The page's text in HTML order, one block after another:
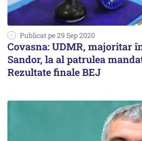
Publicat pe 29 Sep 2020
Covasna: UDMR, majoritar
Sandor, la al patrulea
Rezultate finale BEJ